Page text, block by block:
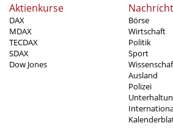
Aktienkurse
DAX
MDAX
TECDAX
SDAX
Dow Jones
Börse
Wirtschaft
Politik
Sport
Ausland
Polizei